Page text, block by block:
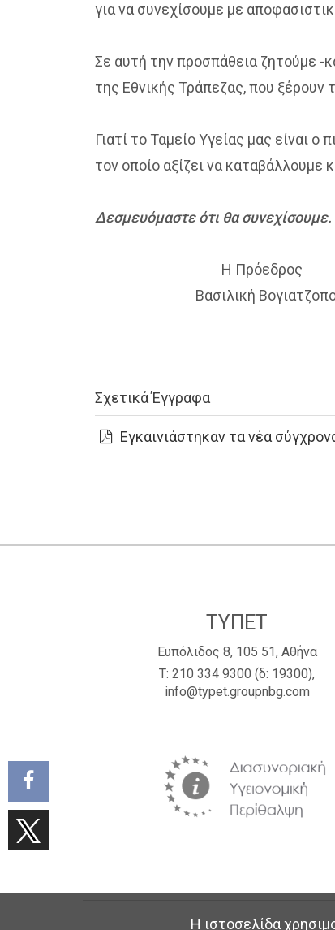
για να συνεχίσουμε με
Σε αυτή την προσπάθεια ζητούμε -
της Εθνικής Τράπεζας, που ξέρουν
Γιατί το Ταμείο Υγείας μας είναι
τον οποίο αξίζει να καταβάλλουμε
Δεσμευόμαστε ότι θα συνεχίσουμε.
Η Πρόεδρος Ο
Βασιλική
Σχετικά Έγγραφα
Εγκαινιάστηκαν τα νέα
ΤΥΠΕΤ
Ευπόλιδος 8, 105 51, Αθήνα
Τ: 210 334 9300 (δ: 19300),
info@typet.groupnbg.com
Η ιστοσελίδα